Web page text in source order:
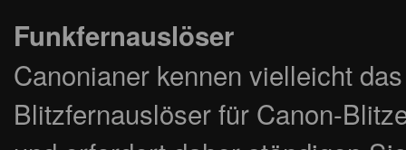
Funkfernauslöser
Canonianer kennen vielleicht
Blitzfernauslöser für Canon-